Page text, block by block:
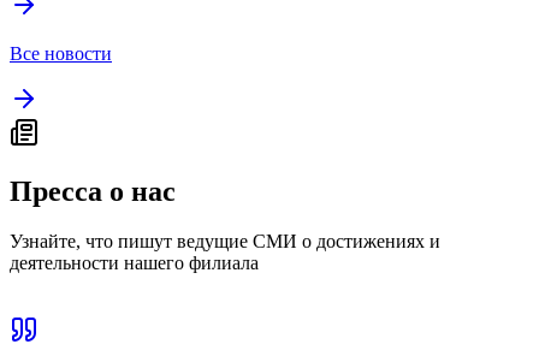
Все новости
Пресса о нас
Узнайте, что пишут ведущие СМИ о достижениях и
деятельности нашего филиала